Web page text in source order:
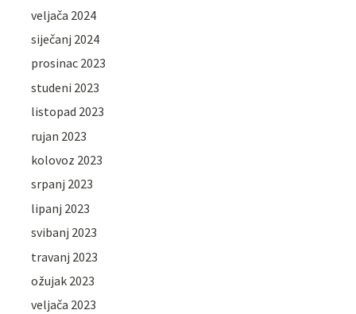
veljača 2024
siječanj 2024
prosinac 2023
studeni 2023
listopad 2023
rujan 2023
kolovoz 2023
srpanj 2023
lipanj 2023
svibanj 2023
travanj 2023
ožujak 2023
veljača 2023